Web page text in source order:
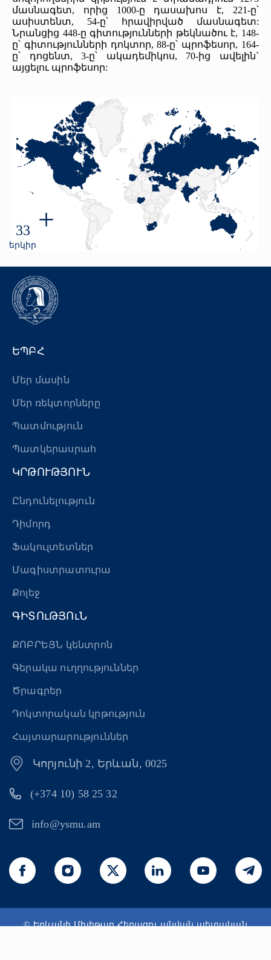
մասնագետ, որից 1000-ը դասախոս է, 221-ը՝
ասիստենտ, 54-ը՝ հրավիրված մասնագետ:
Նրանցից 448-ը գիտությունների թեկնածու է, 148-
ը՝ գիտությունների դոկտոր, 88-ը՝ պրոֆեսոր, 164-
ը՝ դոցենտ, 3-ը՝ ակադեմիկոս, 70-ից ավելին`
այցելու պրոֆեսոր:
33 +
երկիր
ԵՊԲՀ
Մեր մասին
Մեր ռեկտորները
Պատմություն
Պատկերասրահ
ԿՐԹՈՒԹՅՈՒՆ
Ընդունելություն
Դիմորդ
Ֆակուլտետներ
Մագիստրատուրա
Քոլեջ
ԳԻՏՈւԹՅՈւՆ
ՔՈԲՐԵՅՆ կենտրոն
Գերակա ուղղություններ
Ծրագրեր
Դոկտորական կրթություն
Հայտարարություններ
Կորյունի 2, Երևան, 0025
(+374 10) 58 25 32
info@ysmu.am
© Երևանի Մխիթար Հերացու անվան պետական